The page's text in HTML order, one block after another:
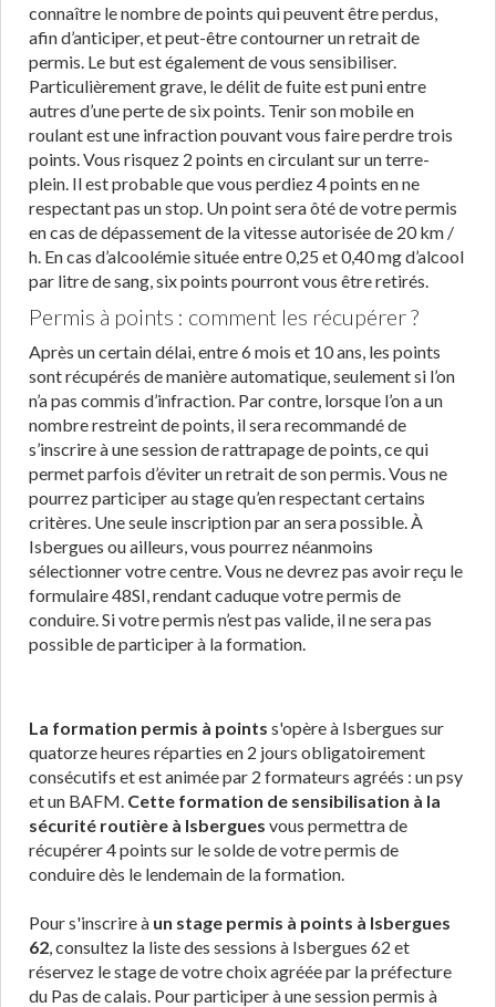
connaître le nombre de points qui peuvent être perdus,
afin d’anticiper, et peut-être contourner un retrait de
permis. Le but est également de vous sensibiliser.
Particulièrement grave, le délit de fuite est puni entre
autres d’une perte de six points. Tenir son mobile en
roulant est une infraction pouvant vous faire perdre trois
points. Vous risquez 2 points en circulant sur un terre-
plein. Il est probable que vous perdiez 4 points en ne
respectant pas un stop. Un point sera ôté de votre permis
en cas de dépassement de la vitesse autorisée de 20 km /
h. En cas d’alcoolémie située entre 0,25 et 0,40 mg d’alcool
par litre de sang, six points pourront vous être retirés.
Permis à points : comment les récupérer ?
Après un certain délai, entre 6 mois et 10 ans, les points
sont récupérés de manière automatique, seulement si l’on
n’a pas commis d’infraction. Par contre, lorsque l’on a un
nombre restreint de points, il sera recommandé de
s’inscrire à une session de rattrapage de points, ce qui
permet parfois d’éviter un retrait de son permis. Vous ne
pourrez participer au stage qu’en respectant certains
critères. Une seule inscription par an sera possible. À
Isbergues ou ailleurs, vous pourrez néanmoins
sélectionner votre centre. Vous ne devrez pas avoir reçu le
formulaire 48SI, rendant caduque votre permis de
conduire. Si votre permis n’est pas valide, il ne sera pas
possible de participer à la formation.
La formation permis à points s'opère à Isbergues sur
quatorze heures réparties en 2 jours obligatoirement
consécutifs et est animée par 2 formateurs agréés : un psy
et un BAFM. Cette formation de sensibilisation à la
sécurité routière à Isbergues vous permettra de
récupérer 4 points sur le solde de votre permis de
conduire dès le lendemain de la formation.
Pour s'inscrire à un stage permis à points à Isbergues
62, consultez la liste des sessions à Isbergues 62 et
réservez le stage de votre choix agréée par la préfecture
du Pas de calais. Pour participer à une session permis à